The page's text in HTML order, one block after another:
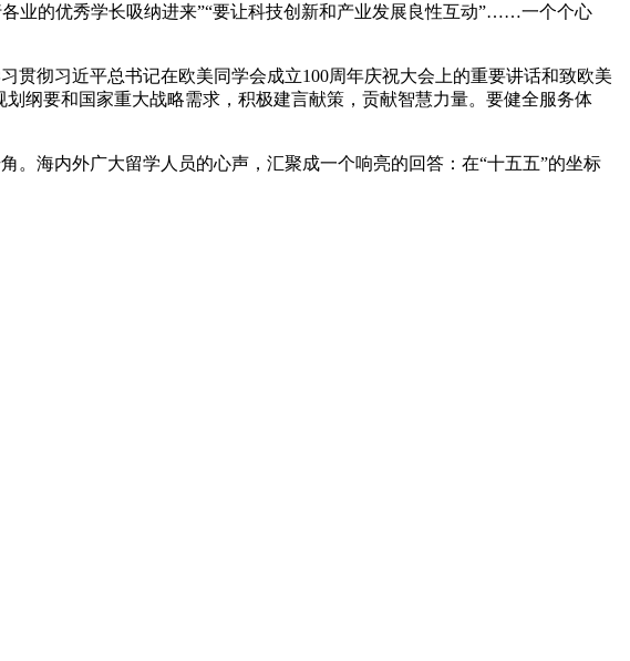
业的优秀学长吸纳进来”“要让科技创新和产业发展良性互动”……一个个心
彻习近平总书记在欧美同学会成立100周年庆祝大会上的重要讲话和致欧美
纲要和国家重大战略需求，积极建言献策，贡献智慧力量。要健全服务体
海内外广大留学人员的心声，汇聚成一个响亮的回答：在“十五五”的坐标